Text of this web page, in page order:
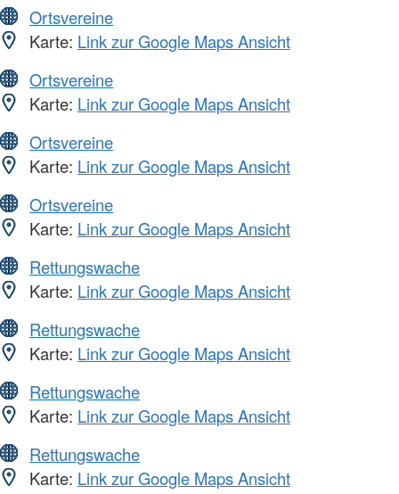
Ortsvereine
Karte: Link zur Google Maps Ansicht
Ortsvereine
Karte: Link zur Google Maps Ansicht
Ortsvereine
Karte: Link zur Google Maps Ansicht
Ortsvereine
Karte: Link zur Google Maps Ansicht
Rettungswache
Karte: Link zur Google Maps Ansicht
Rettungswache
Karte: Link zur Google Maps Ansicht
Rettungswache
Karte: Link zur Google Maps Ansicht
Rettungswache
Karte: Link zur Google Maps Ansicht